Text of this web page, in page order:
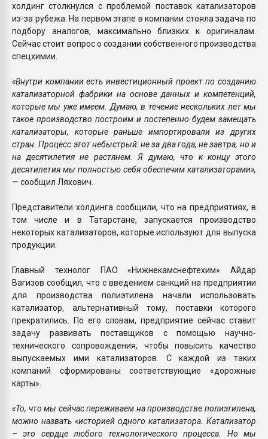
холдинг столкнулся с проблемой поставок катализаторов
из-за рубежа. На первом этапе в компании стояла задача по
подбору аналогов, максимально близких к оригиналам.
Сейчас стоит вопрос о создании собственного производства
спецхимии.
«Внутри компании есть инвестиционный проект по созданию
катализаторной фабрики на основе данных и компетенций,
которые мы уже имеем. Думаю, в течение нескольких лет мы
такое производство построим и постепенно будем замещать
катализаторы, которые раньше импортировали из других
стран. Процесс этот небыстрый: не за два года, не завтра, но и
на десятилетия не растянем. Я думаю, что к концу этого
десятилетия мы полностью себя обеспечим катализаторами»,
— сообщил Ляхович.
Представители холдинга сообщили, что на предприятиях, в
том числе и в Татарстане, запускается производство
некоторых катализаторов, которые используют для выпуска
продукции.
Главный технолог ПАО «Нижнекамснефтехим» Айдар
Вагизов сообщил, что с введением санкций на предприятии
для производства полиэтилена начали использовать
катализатор, альтернативный тому, поставки которого
прекратились. По его словам, предприятие сейчас ставит
задачу развивать поставщиков с помощью научно-
технического сопровождения, чтобы повысить качество
выпускаемых ими катализаторов. С каждой из таких
компаний сформированы соответствующие «дорожные
карты».
«То, что мы сейчас переживаем на производстве полиэтилена,
можно назвать «историей одного катализатора. Катализатор
– это сердце любого технологического процесса. Но мы